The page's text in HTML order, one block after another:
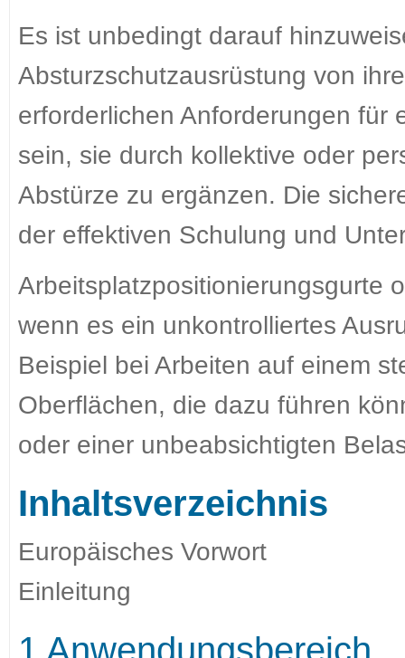
Es ist unbedingt darauf
Absturzschutzausrüstung von
erforderlichen Anforderungen für
sein, sie durch kollektive oder
Abstürze zu ergänzen. Die
der effektiven Schulung und
Arbeitsplatzpositionierungsgurte
wenn es ein unkontrolliertes
Beispiel bei Arbeiten auf einem
Oberflächen, die dazu führen
oder einer unbeabsichtigten
Inhaltsverzeichnis
Europäisches Vorwort
Einleitung